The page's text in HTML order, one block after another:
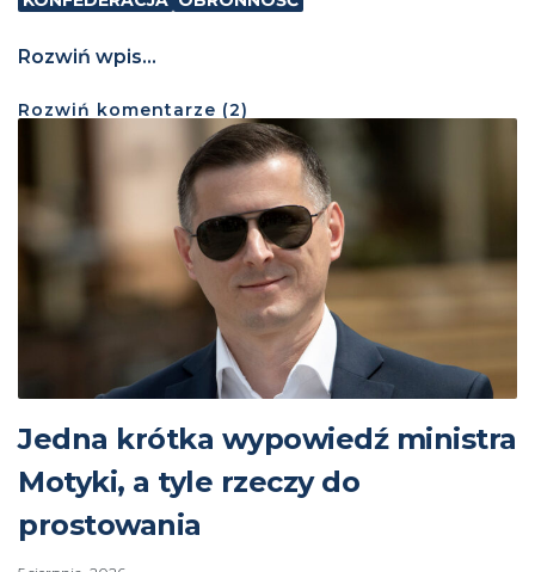
Rozwiń wpis...
Rozwiń komentarze (2)
Jedna krótka wypowiedź ministra
Motyki, a tyle rzeczy do
prostowania